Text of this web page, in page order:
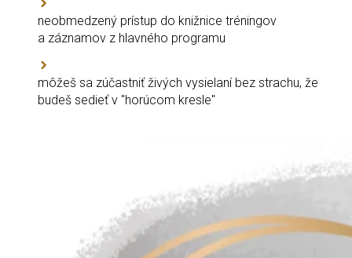
neobmedzený prístup do knižnice tréningov
a záznamov z hlavného programu
môžeš sa zúčastniť živých vysielaní bez strachu, že
budeš sedieť v "horúcom kresle"